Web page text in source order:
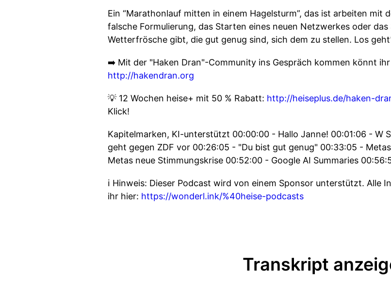
Ein “Marathonlauf mitten in einem Hagelsturm”, das ist arbeiten mit
falsche Formulierung, das Starten eines neuen Netzwerkes oder
Wetterfrösche gibt, die gut genug sind, sich dem zu stellen. Los
➡️ Mit der "Haken Dran"-Community ins Gespräch kommen könnt
http://hakendran.org
💡 12 Wochen heise+ mit 50 % Rabatt: http://heiseplus.de/haken-
Klick!
Kapitelmarken, KI-unterstützt 00:00:00 - Hallo Janne! 00:01:06 - W
geht gegen ZDF vor 00:26:05 - "Du bist gut genug" 00:33:05 -
Metas neue Stimmungskrise 00:52:00 - Google AI Summaries
ℹ️ Hinweis: Dieser Podcast wird von einem Sponsor unterstützt. Alle
ihr hier: https://wonderl.ink/%40heise-podcasts
Transkript